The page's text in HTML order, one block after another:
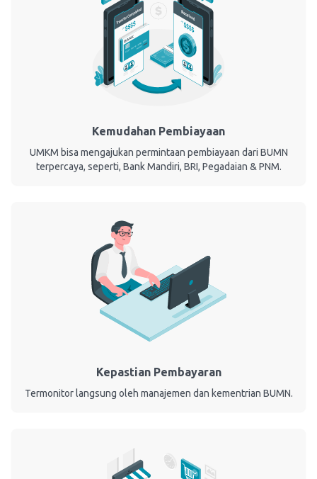
Kemudahan Pembiayaan
UMKM bisa mengajukan permintaan pembiayaan dari BUMN
terpercaya, seperti, Bank Mandiri, BRI, Pegadaian & PNM.
Kepastian Pembayaran
Termonitor langsung oleh manajemen dan kementrian BUMN.